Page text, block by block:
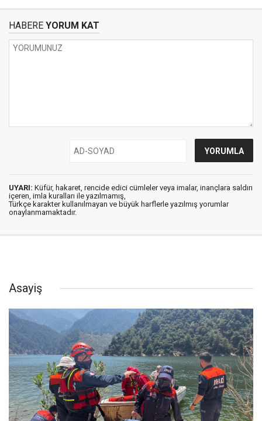
HABERE YORUM KAT
UYARI: Küfür, hakaret, rencide edici cümleler veya imalar, inançlara saldırı
içeren, imla kuralları ile yazılmamış,
Türkçe karakter kullanılmayan ve büyük harflerle yazılmış yorumlar
onaylanmamaktadır.
Asayiş